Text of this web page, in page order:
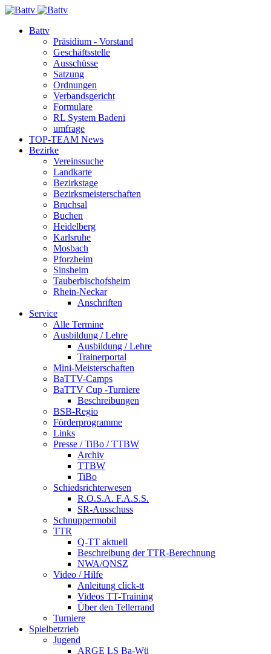
Battv
Präsidium - Vorstand
Geschäftsstelle
Ausschüsse
Satzung
Ordnungen
Verbandsgericht
Formulare
RL System Badeni
umfrage
TOP-TEAM News
Bezirke
Vereinssuche
Landkarte
Bezirkstage
Bezirksmeisterschaften
Bruchsal
Buchen
Heidelberg
Karlsruhe
Mosbach
Pforzheim
Sinsheim
Tauberbischofsheim
Rhein-Neckar
Anschriften
Service
Alle Termine
Ausbildung / Lehre
Ausbildung / Lehre
Trainerportal
Mini-Meisterschaften
BaTTV-Camps
BaTTV Cup -Turniere
Beschreibungen
BSB-Regio
Förderprogramme
Links
Presse / TiBo / TTBW
Archiv
TTBW
TiBo
Schiedsrichterwesen
R.O.S.A. F.A.S.S.
SR-Ausschuss
Schnuppermobil
TTR
Q-TT aktuell
Beschreibung der TTR-Berechnung
NWA/QNSZ
Video / Hilfe
Anleitung click-tt
Videos TT-Training
Über den Tellerrand
Turniere
Spielbetzrieb
Jugend
ARGE LS Ba-Wü